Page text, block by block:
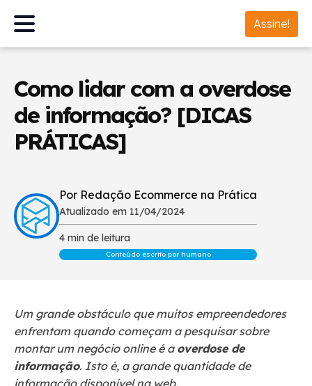
Assine!
Como lidar com a overdose
de informação? [DICAS
PRÁTICAS]
Por Redação Ecommerce na Prática
Atualizado em 11/04/2024
4 min de leitura
Conteúdo escrito por humano
Um grande obstáculo que muitos empreendedores
enfrentam quando começam a pesquisar sobre
montar um negócio online é a overdose de
informação. Isto é, a grande quantidade de